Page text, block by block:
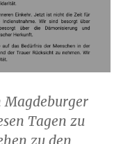
Magdeburger
Tagen zu
zu den